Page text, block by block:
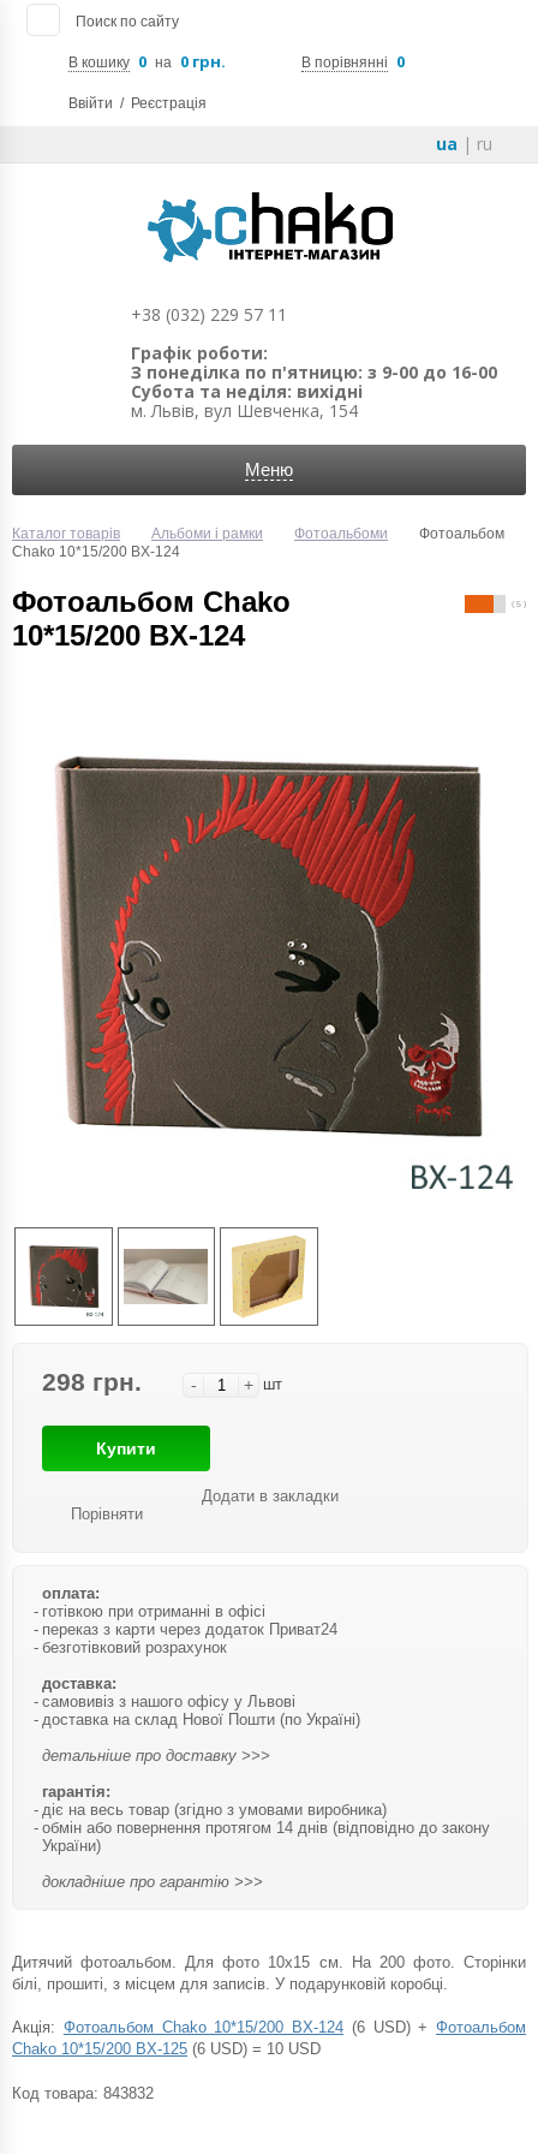
Поиск по сайту
В кошику 0 на 0 грн. В порівнянні 0
Ввійти / Реєстрація
ua | ru
+38 (032) 229 57 11
Графік роботи:
З понеділка по п'ятницю: з 9-00 до 16-00
Субота та неділя: вихідні
м. Львів, вул Шевченка, 154
Меню
Каталог товарів Альбоми і рамки Фотоальбоми
Фотоальбом
Chako 10*15/200 BX-124
Фотоальбом Chako
10*15/200 BX-124
( 5 )
298 грн. - + шт
Купити
Порівняти
Додати в закладки
оплата:
готівкою при отриманні в офісі
переказ з карти через додаток Приват24
безготівковий розрахунок
доставка:
самовивіз з нашого офісу у Львові
доставка на склад Нової Пошти (по Україні)
детальніше про доставку >>>
гарантія:
діє на весь товар (згідно з умовами виробника)
обмін або повернення протягом 14 днів (відповідно до закону
України)
докладніше про гарантію >>>
Дитячий фотоальбом. Для фото 10х15 см. На 200 фото. Сторінки
білі, прошиті, з місцем для записів. У подарунковій коробці.
Акція: Фотоальбом Chako 10*15/200 BX-124 (6 USD) + Фотоальбом
Chako 10*15/200 BX-125 (6 USD) = 10 USD
Код товара: 843832